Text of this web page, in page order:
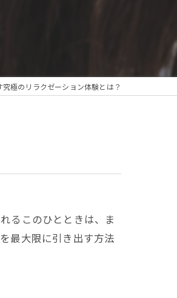
極のリラクゼーション体験とは？
るこのひとときは、ま
最大限に引き出す方法